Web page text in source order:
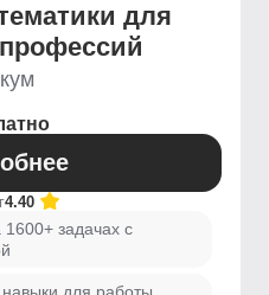
для
4.40
задачах с